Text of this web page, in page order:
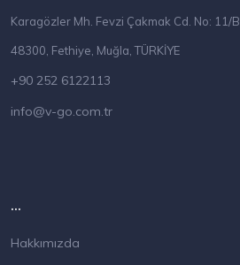
Karagözler Mh. Fevzi Çakmak Cd. No: 11/B
48300, Fethiye, Muğla, TÜRKİYE
+90 252 6122113
info@v-go.com.tr
...
Hakkımızda